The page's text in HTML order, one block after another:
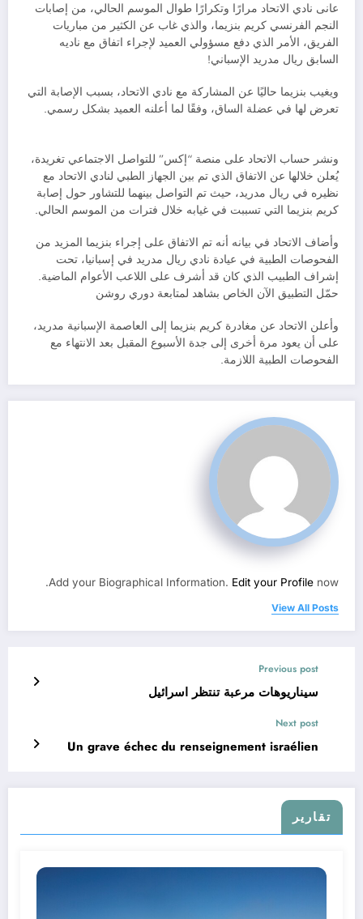
عانى نادي الاتحاد مرارًا وتكرارًا طوال الموسم الحالي، من إصابات
النجم الفرنسي كريم بنزيما، والذي غاب عن الكثير من مباريات
الفريق، الأمر الذي دفع مسؤولي العميد لإجراء اتفاق مع ناديه
السابق ريال مدريد الإسباني!
ويغيب بنزيما حاليًا عن المشاركة مع نادي الاتحاد، بسبب الإصابة التي
تعرض لها في عضلة الساق، وفقًا لما أعلنه العميد بشكل رسمي.
ونشر حساب الاتحاد على منصة “إكس” للتواصل الاجتماعي تغريدة،
يُعلن خلالها عن الاتفاق الذي تم بين الجهاز الطبي لنادي الاتحاد مع
نظيره في ريال مدريد، حيث تم التواصل بينهما للتشاور حول إصابة
كريم بنزيما التي تسببت في غيابه خلال فترات من الموسم الحالي.
وأضاف الاتحاد في بيانه أنه تم الاتفاق على إجراء بنزيما المزيد من
الفحوصات الطبية في عيادة نادي ريال مدريد في إسبانيا، تحت
إشراف الطبيب الذي كان قد أشرف على اللاعب الأعوام الماضية.
حمّل التطبيق الآن الخاص بشاهد لمتابعة دوري روشن
وأعلن الاتحاد عن مغادرة كريم بنزيما إلى العاصمة الإسبانية مدريد،
على أن يعود مرة أخرى إلى جدة الأسبوع المقبل بعد الانتهاء مع
الفحوصات الطبية اللازمة.
Add your Biographical Information. Edit your Profile now.
View All Posts
Previous post
سيناريوهات مرعبة تنتظر اسرائيل
Next post
Un grave échec du renseignement israélien
تقارير